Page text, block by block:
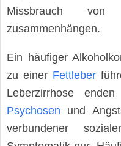
Missbrauch
zusammenhängen.
Ein häufiger
zu einer Fettleber
Leberzirrhose
Psychosen und
verbundener